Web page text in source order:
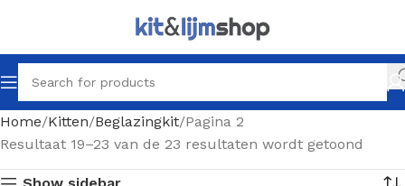
Home Kitten Beglazingkit Pagina 2
Resultaat 19–23 van de 23 resultaten wordt getoond